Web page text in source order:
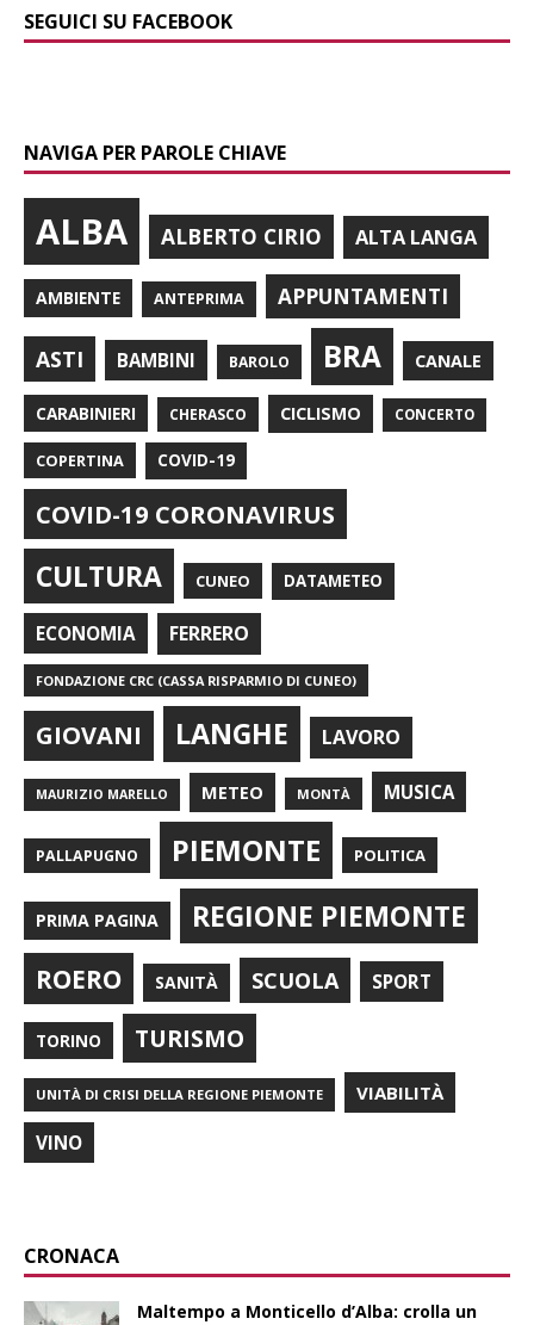
SEGUICI SU FACEBOOK
NAVIGA PER PAROLE CHIAVE
ALBA ALBERTO CIRIO ALTA LANGA
AMBIENTE ANTEPRIMA APPUNTAMENTI
ASTI BAMBINI BAROLO BRA CANALE
CARABINIERI CHERASCO CICLISMO CONCERTO
COPERTINA COVID-19
COVID-19 CORONAVIRUS
CULTURA CUNEO DATAMETEO
ECONOMIA FERRERO
FONDAZIONE CRC (CASSA RISPARMIO DI CUNEO)
GIOVANI LANGHE LAVORO
MAURIZIO MARELLO METEO MONTÀ MUSICA
PALLAPUGNO PIEMONTE POLITICA
PRIMA PAGINA REGIONE PIEMONTE
ROERO SANITÀ SCUOLA SPORT
TORINO TURISMO
UNITÀ DI CRISI DELLA REGIONE PIEMONTE VIABILITÀ
VINO
CRONACA
Maltempo a Monticello d’Alba: crolla un